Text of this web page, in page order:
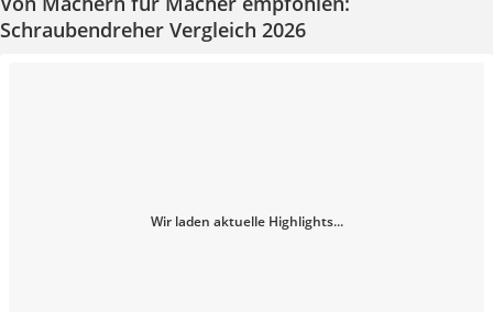
Schraubendreher Vergleich 2026
Wir laden aktuelle Highlights...